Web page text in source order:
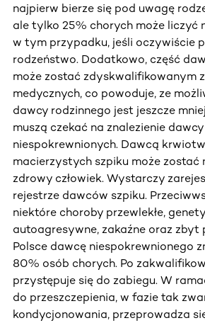
najpierw bierze się pod uwagę
ale tylko 25% chorych może liczyć
w tym przypadku, jeśli oczywiście
rodzeństwo. Dodatkowo, część
może zostać zdyskwalifikowanym
medycznych, co powoduje, ze
dawcy rodzinnego jest jeszcze
muszą czekać na znalezienie
niespokrewnionych. Dawcą
macierzystych szpiku może zostać
zdrowy człowiek. Wystarczy
rejestrze dawców szpiku.
niektóre choroby przewlekłe,
autoagresywne, zakaźne oraz zbyt
Polsce dawcę niespokrewnionego
80% osób chorych. Po
przystępuje się do zabiegu. W
do przeszczepienia, w fazie tak
kondycjonowania, przeprowadza